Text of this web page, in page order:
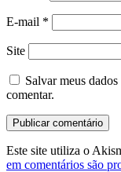
E-mail *
Site
Salvar meus
comentar.
Este site utiliza o
em comentários são